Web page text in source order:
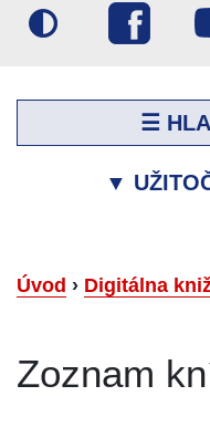
☰
▼
Úvod › Digitálna
Zoznam